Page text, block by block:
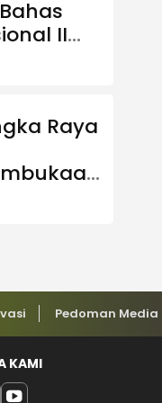
II
Raya
Pedoman Media
KAMI